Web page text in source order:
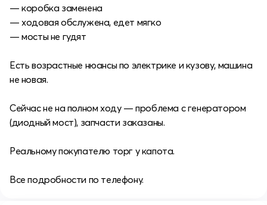
— коробка заменена
— ходовая обслужена, едет мягко
— мосты не гудят
Есть возрастные нюансы по электрике и кузову, машина
не новая.
Сейчас не на полном ходу — проблема с генератором
(диодный мост), запчасти заказаны.
Реальному покупателю торг у капота.
Все подробности по телефону.